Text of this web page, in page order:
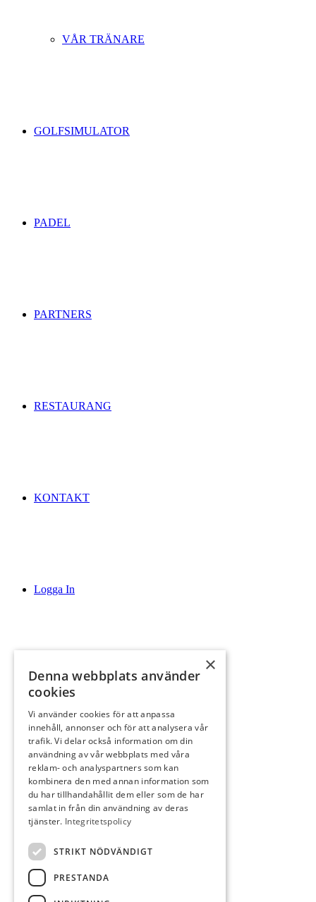
VÅR TRÄNARE
GOLFSIMULATOR
PADEL
PARTNERS
RESTAURANG
KONTAKT
Logga In
Menu Menu
×
Denna webbplats använder
cookies
Vi använder cookies för att anpassa
innehåll, annonser och för att analysera vår
trafik. Vi delar också information om din
användning av vår webbplats med våra
reklam- och analyspartners som kan
kombinera den med annan information som
du har tillhandahållit dem eller som de har
samlat in från din användning av deras
tjänster. Integritetspolicy
STRIKT NÖDVÄNDIGT
PRESTANDA